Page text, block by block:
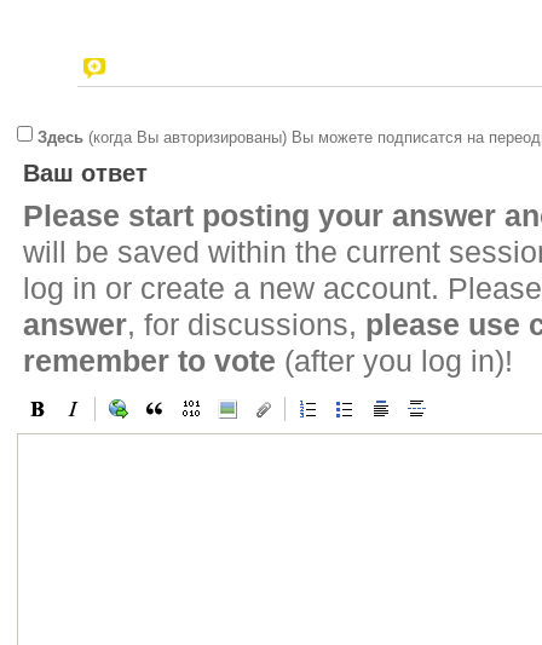
Здесь (когда Вы авторизированы) Вы можете подписатся на
Ваш ответ
Please start posting your answer
will be saved within the current
log in or create a new account.
answer, for discussions, please use
remember to vote (after you log in)!